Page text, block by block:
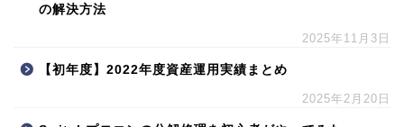
の解決方法
2025年11月3日
【初年度】2022年度資産運用実績まとめ
2025年2月20日